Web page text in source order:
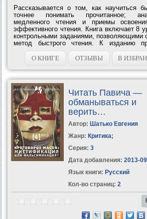
Рассказывается о том, как научиться
точнее понимать прочитанное;
медленного чтения и приемы
эффективного чтения. Книга включает 8
контрольными заданиями, позволяющими
метод быстрого чтения. К изданию
тренировочными таблицами.УЧИМСЯ
ступень обучения в Школе Олега...
О КНИГЕ ОТЗЫВЫ В
Читать Павича —
обманываться и
верить…
Автор: Шатько Евгения
Жанр: Критика;
Серия: 3
Дата добавления: 2013-
Язык книги: Русский
Кол-во страниц: 2